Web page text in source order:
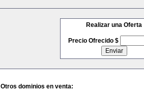
Realizar una Oferta
Precio Ofrecido $
Otros dominios en venta: